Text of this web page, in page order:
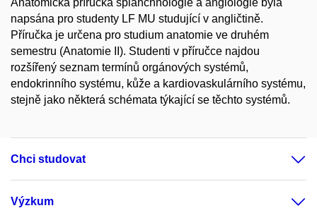
Anatomická příručka splanchnologie a angiologie byla
napsána pro studenty LF MU studující v angličtině.
Příručka je určena pro studium anatomie ve druhém
semestru (Anatomie II). Studenti v příručce najdou
rozšířený seznam termínů orgánových systémů,
endokrinního systému, kůže a kardiovaskulárního systému,
stejně jako některá schémata týkající se těchto systémů.
Chci studovat
Výzkum